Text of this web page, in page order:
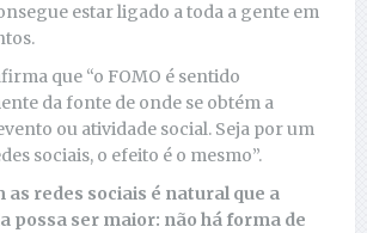
estar ligado a toda a gente em
que “o FOMO é sentido
da fonte de onde se obtém a
ou atividade social. Seja por um
sociais, o efeito é o mesmo”.
as redes sociais é natural que a
possa ser maior: não há forma de